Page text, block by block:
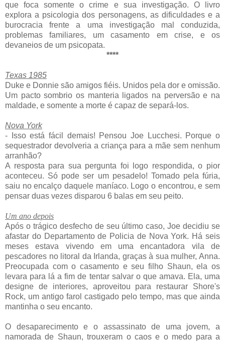
que foca somente o crime e sua investigação. O livro
explora a psicologia dos personagens, as dificuldades e a
burocracia frente a uma investigação mal conduzida,
problemas familiares, um casamento em crise, e os
devaneios de um psicopata.
****
Texas 1985
Duke e Donnie são amigos fiéis. Unidos pela dor e omissão.
Um pacto sombrio os manteria ligados na perversão e na
maldade, e somente a morte é capaz de separá-los.
Nova York
- Isso está fácil demais! Pensou Joe Lucchesi. Porque o
sequestrador devolveria a criança para a mãe sem nenhum
arranhão?
A resposta para sua pergunta foi logo respondida, o pior
aconteceu. Só pode ser um pesadelo! Tomado pela fúria,
saiu no encalço daquele maníaco. Logo o encontrou, e sem
pensar duas vezes disparou 6 balas em seu peito.
Um ano depois
Após o trágico desfecho de seu último caso, Joe decidiu se
afastar do Departamento de Policia de Nova York. Há seis
meses estava vivendo em uma encantadora vila de
pescadores no litoral da Irlanda, graças à sua mulher, Anna.
Preocupada com o casamento e seu filho Shaun, ela os
levara para lá a fim de tentar salvar o que amava. Ela, uma
designe de interiores, aproveitou para restaurar Shore's
Rock, um antigo farol castigado pelo tempo, mas que ainda
mantinha o seu encanto.
O desaparecimento e o assassinato de uma jovem, a
namorada de Shaun, trouxeram o caos e o medo para a